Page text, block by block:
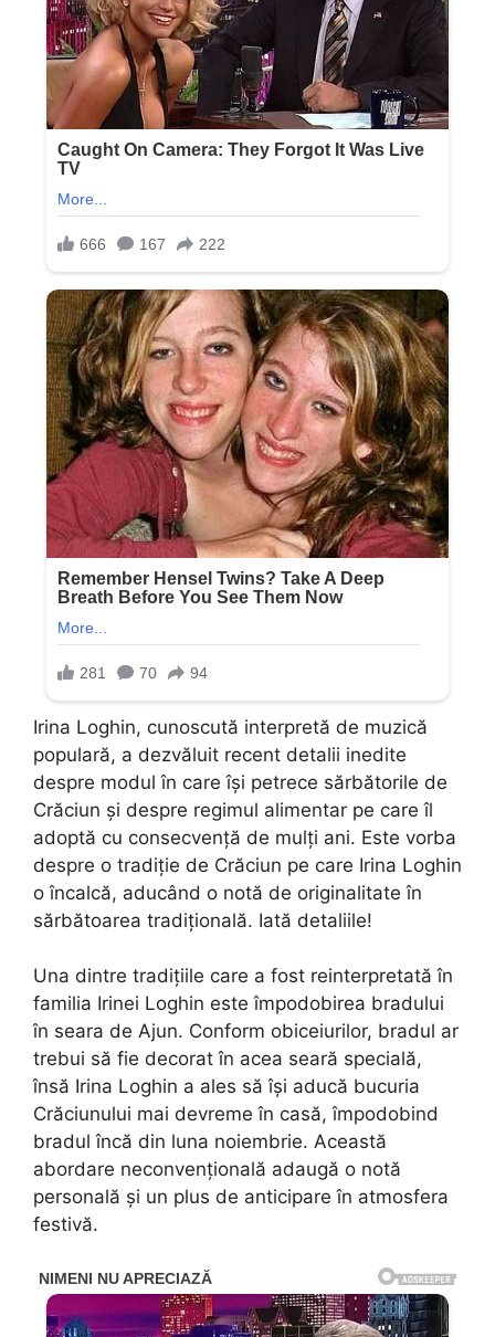
Irina Loghin, cunoscută interpretă de muzică
populară, a dezvăluit recent detalii inedite
despre modul în care își petrece sărbătorile de
Crăciun și despre regimul alimentar pe care îl
adoptă cu consecvență de mulți ani. Este vorba
despre o tradiție de Crăciun pe care Irina Loghin
o încalcă, aducând o notă de originalitate în
sărbătoarea tradițională. Iată detaliile!
Una dintre tradițiile care a fost reinterpretată în
familia Irinei Loghin este împodobirea bradului
în seara de Ajun. Conform obiceiurilor, bradul ar
trebui să fie decorat în acea seară specială,
însă Irina Loghin a ales să își aducă bucuria
Crăciunului mai devreme în casă, împodobind
bradul încă din luna noiembrie. Această
abordare neconvențională adaugă o notă
personală și un plus de anticipare în atmosfera
festivă.